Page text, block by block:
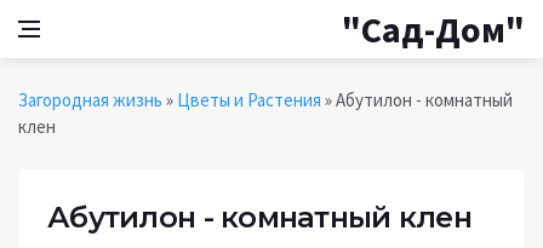
"Сад-Дом"
Загородная жизнь » Цветы и Растения » Абутилон - комнатный
клен
Абутилон - комнатный клен